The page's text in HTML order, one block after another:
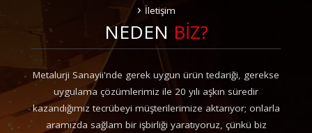
İletişim
NEDEN BİZ?
Metalurji Sanayii'nde gerek uygun ürün tedariği, gerekse
uygulama çözümlerimiz ile 20 yılı aşkın süredir
kazandığımız tecrübeyi müşterilerimize aktarıyor; onlarla
aramızda sağlam bir işbirliği yaratıyoruz, çünkü biz